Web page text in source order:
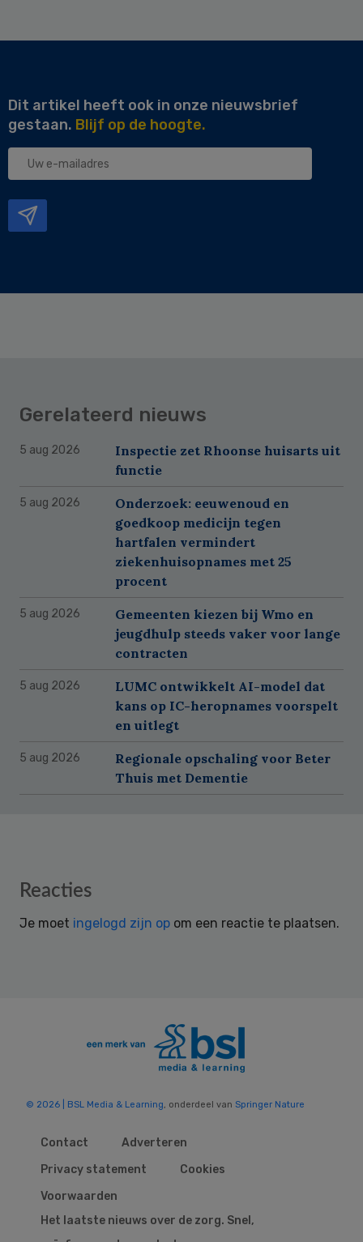
Dit artikel heeft ook in onze nieuwsbrief
gestaan. Blijf op de hoogte.
Uw
Gerelateerd nieuws
5 aug 2026
Inspectie zet Rhoonse huisarts uit
functie
5 aug 2026
Onderzoek: eeuwenoud en
goedkoop medicijn tegen
hartfalen vermindert
ziekenhuisopnames met 25
procent
5 aug 2026
Gemeenten kiezen bij Wmo en
jeugdhulp steeds vaker voor lange
contracten
5 aug 2026
LUMC ontwikkelt AI-model dat
kans op IC-heropnames voorspelt
en uitlegt
5 aug 2026
Regionale opschaling voor Beter
Thuis met Dementie
Reader
Reacties
Je moet ingelogd zijn op om een reactie te plaatsen.
© 2026 | BSL Media & Learning , onderdeel van Springer Nature
Contact
Adverteren
Privacy statement
Cookies
Voorwaarden
Het laatste nieuws over de zorg. Snel,